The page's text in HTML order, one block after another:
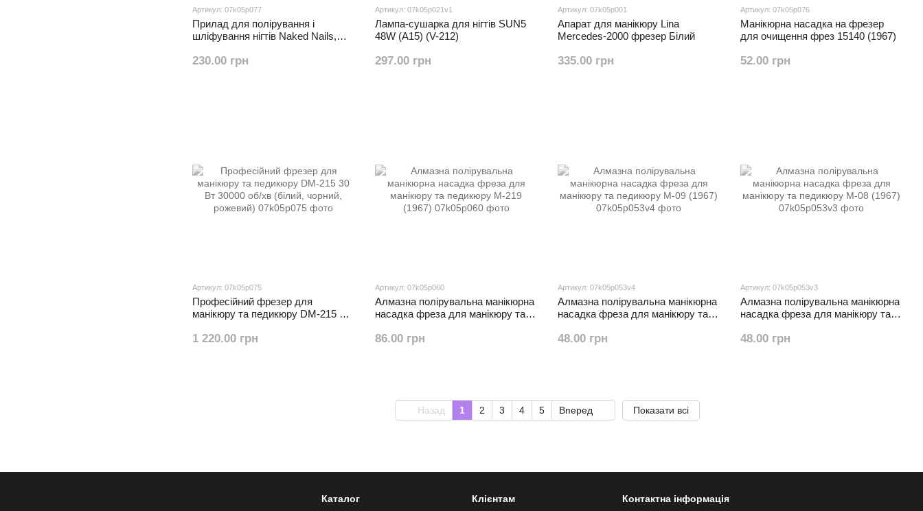
Артикул: 07k05p077
Прилад для полірування і
шліфування нігтів Naked Nails,
Naked Nails
230.00 грн
Артикул: 07k05p021v1
Лампа-сушарка для нігтів SUN5
48W (A15) (V-212)
297.00 грн
Артикул: 07k05p001
Апарат для манікюру Lina
Mercedes-2000 фрезер Білий
335.00 грн
Артикул: 07k05p076
Манікюрна насадка на фрезер
для очищення фрез 15140 (1967)
52.00 грн
Артикул: 07k05p075
Професійний фрезер для
манікюру та педикюру DM-215 30
рожевий)
1 220.00 грн
Артикул: 07k05p060
Алмазна полірувальна манікюрна
насадка фреза для манікюру та
86.00 грн
Артикул: 07k05p053v4
Алмазна полірувальна манікюрна
насадка фреза для манікюру та
48.00 грн
Артикул: 07k05p053v3
Алмазна полірувальна манікюрна
насадка фреза для манікюру та
48.00 грн
Назад 1 2 3 4 5 Вперед Показати всі
Каталог Клієнтам Контактна інформація